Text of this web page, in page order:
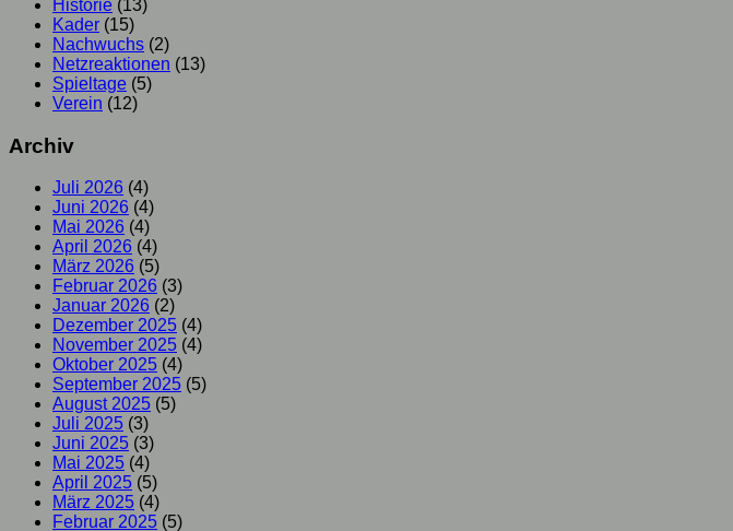
Historie (13)
Kader (15)
Nachwuchs (2)
Netzreaktionen (13)
Spieltage (5)
Verein (12)
Archiv
Juli 2026 (4)
Juni 2026 (4)
Mai 2026 (4)
April 2026 (4)
März 2026 (5)
Februar 2026 (3)
Januar 2026 (2)
Dezember 2025 (4)
November 2025 (4)
Oktober 2025 (4)
September 2025 (5)
August 2025 (5)
Juli 2025 (3)
Juni 2025 (3)
Mai 2025 (4)
April 2025 (5)
März 2025 (4)
Februar 2025 (5)